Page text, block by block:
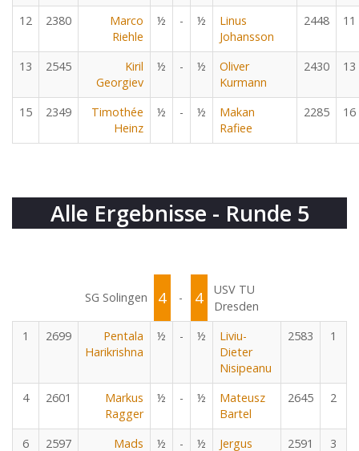
12 2380
Marco
Riehle
½ - ½
Linus
Johansson
2448 11
13 2545
Kiril
Georgiev
½ - ½
Oliver
Kurmann
2430 13
15 2349
Timothée
Heinz
½ - ½
Makan
Rafiee
2285 16
Alle Ergebnisse - Runde 5
SG Solingen 4 - 4
USV TU
Dresden
1
2699
Pentala
Harikrishna
½ - ½
Liviu-
Dieter
Nisipeanu
2583 1
4 2601
Markus
Ragger
½ - ½
Mateusz
Bartel
2645 2
6 2597
Mads
½ - ½
Jergus
2591 3